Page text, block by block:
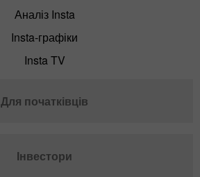
Аналіз Insta
Insta-графіки
Insta TV
Для початківців
Інвестори